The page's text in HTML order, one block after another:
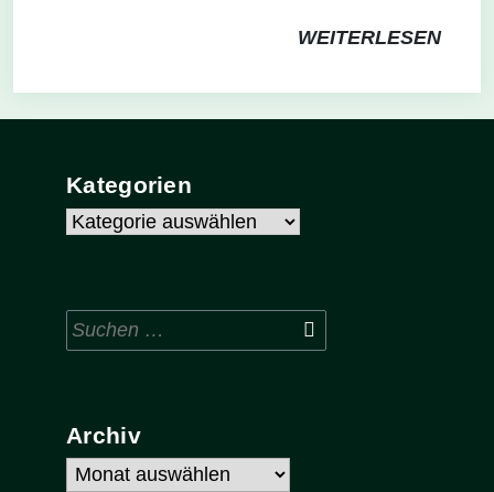
WEITERLESEN
Kategorien
Kategorien
Suchen
nach:
Archiv
Archiv